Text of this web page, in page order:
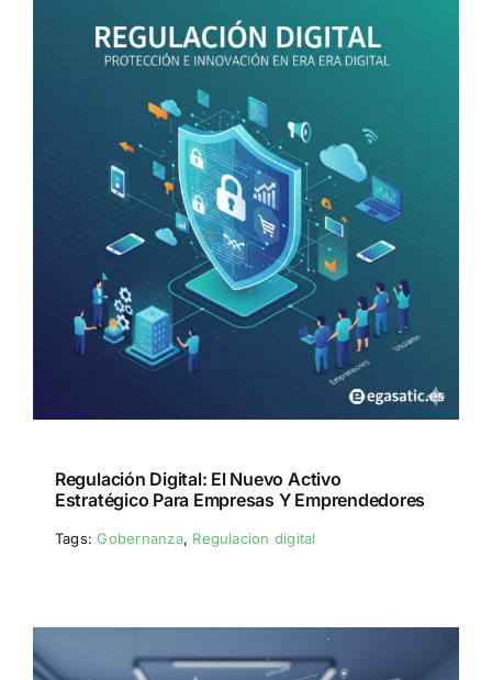
Regulación Digital: El Nuevo Activo
Estratégico Para Empresas Y Emprendedores
Tags:Gobernanza, Regulacion digital